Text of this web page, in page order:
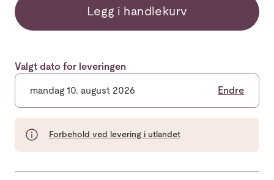
Legg i handlekurv
Valgt dato for leveringen
mandag 10. august 2026 Endre
Forbehold ved levering i utlandet